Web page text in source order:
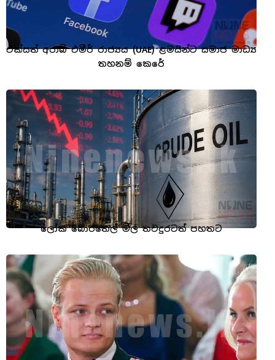
එක්සත් අරාබි එමීර් රාජ්‍යය (UAE) ළමයින්ට සමාජ මාධ්‍ය
තහනම් කෙරේ
ලෝක බොරතෙල් මිල තවදුරටත් පහතට